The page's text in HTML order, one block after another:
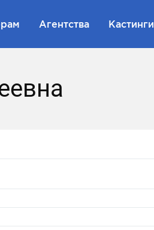
Агентства Кастинги